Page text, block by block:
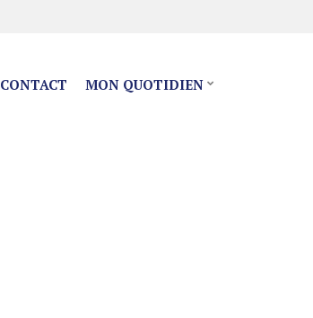
CONTACT MON QUOTIDIEN